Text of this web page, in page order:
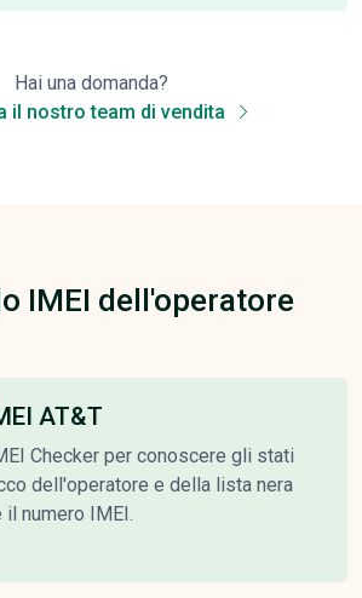
Hai una domanda?
il nostro team di vendita
IMEI dell'operatore
AT&T
Checker per conoscere gli stati
dell'operatore e della lista nera
numero IMEI.